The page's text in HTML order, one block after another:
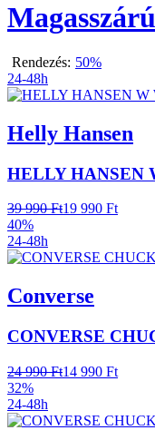
Rendezés: 50%
24-48h
Helly Hansen
HELLY HANSEN
39 990 Ft19 990 Ft
40%
24-48h
Converse
CONVERSE
24 990 Ft14 990 Ft
32%
24-48h